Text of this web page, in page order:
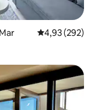
Vlerësimi
4,93 (292)